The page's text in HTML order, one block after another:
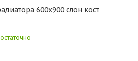
600х900 слон кост